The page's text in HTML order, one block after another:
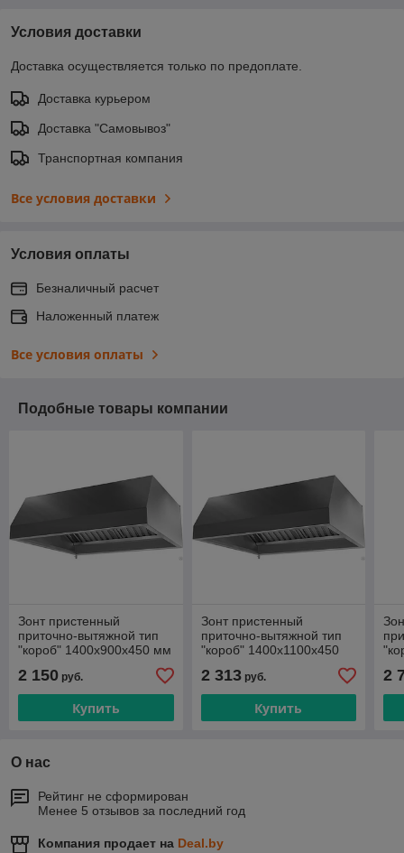
Условия доставки
Доставка осуществляется только по предоплате.
Доставка курьером
Доставка "Самовывоз"
Транспортная компания
Все условия доставки
Условия оплаты
Безналичный расчет
Наложенный платеж
Все условия оплаты
Подобные товары компании
Зонт пристенный
приточно-вытяжной тип
"короб" 1400х900х450 мм
2 150 руб.
Купить
Зонт пристенный
приточно-вытяжной тип
"короб" 1400х1100х450
2 313руб.
Купить
2
О нас
Рейтинг не сформирован
Менее 5 отзывов за последний год
Компания продает на Deal.by